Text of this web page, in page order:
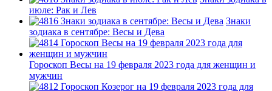
июле: Рак и Лев
Знаки
зодиака в сентябре: Весы и Дева
Гороскоп Весы на 19 февраля 2023 года для женщин и
мужчин